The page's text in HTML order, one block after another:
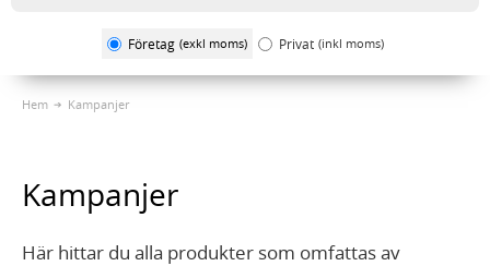
Företag (exkl moms) Privat (inkl moms)
Hem Kampanjer
Kampanjer
Här hittar du alla produkter som omfattas av